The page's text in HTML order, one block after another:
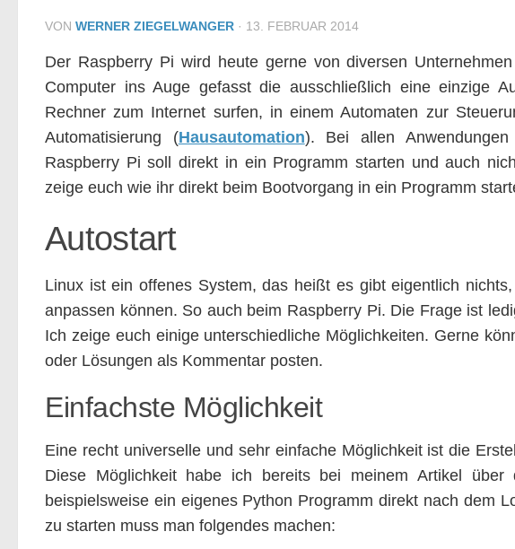
VON WERNER ZIEGELWANGER · 13. FEBRUAR 2014
Der Raspberry Pi wird heute gerne von diversen
Computer ins Auge gefasst die ausschließlich eine einzige
Rechner zum Internet surfen, in einem Automaten zur
Automatisierung (Hausautomation). Bei allen
Raspberry Pi soll direkt in ein Programm starten und auch
zeige euch wie ihr direkt beim Bootvorgang in ein Programm
Autostart
Linux ist ein offenes System, das heißt es gibt eigentlich
anpassen können. So auch beim Raspberry Pi. Die Frage ist
Ich zeige euch einige unterschiedliche Möglichkeiten. Gerne
oder Lösungen als Kommentar posten.
Einfachste Möglichkeit
Eine recht universelle und sehr einfache Möglichkeit ist die
Diese Möglichkeit habe ich bereits bei meinem Artikel über
beispielsweise ein eigenes Python Programm direkt nach dem
zu starten muss man folgendes machen: